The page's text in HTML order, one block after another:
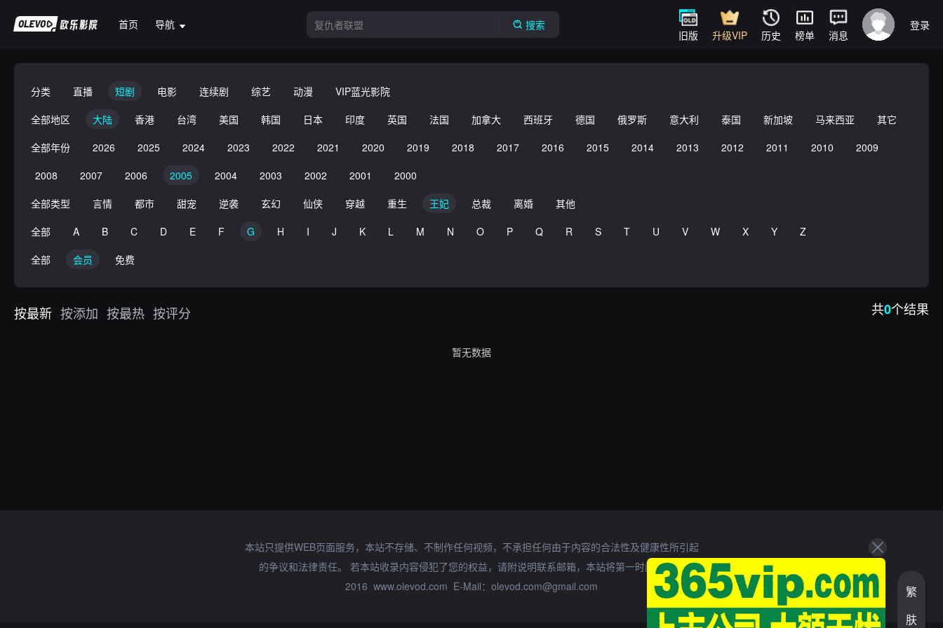
首页 导航 搜索
旧版 升级VIP 历史 榜单 消息
登录
分类 直播 短剧 电影 连续剧 综艺 动漫
VIP蓝光影院
全部地区
大陆 香港 台湾 美国 韩国 日本 印度 英国 法国 加拿大 西班牙 德国 俄罗斯 意大利 泰国 新加坡 马来西亚
其它
全部年份
2026 2025 2024 2023 2022 2021 2020 2019 2018 2017 2016 2015 2014 2013 2012 2011 2010
2009
2008
2007 2006 2005 2004 2003 2002 2001
2000
全部类型
言情 都市 甜宠 逆袭 玄幻 仙侠 穿越 重生 王妃 总裁 离婚
其他
全部
A B C D E F G H I J K L M N O P Q R S T U V W X Y
Z
全部
会员 免费
按最新 按添加 按最热 按评分 共0个结果
暂无数据
本站只提供WEB页面服务，本站不存储、不制作任何视频，不承担任何由于内容的合法性及健康性所引起
的争议和法律责任。 若本站收录内容侵犯了您的权益，请附说明联系邮箱，本站将第一时间处理。
2016 www.olevod.com E-Mail：olevod.com@gmail.com
繁
肤